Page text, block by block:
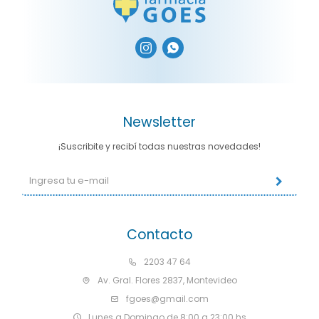
 
Contacto
2203 47 64
Av. Gral. Flores 2837, Montevideo
fgoes@gmail.com
Newsletter
¡Suscribite y recibí todas nuestras novedades!